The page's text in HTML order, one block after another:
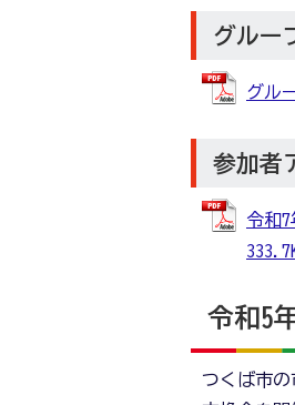
グルー
グル
参加者
令和
令和5
つくば市